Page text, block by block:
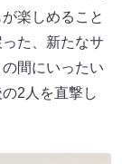
楽しめること
た、新たなサ
間にいったい
2人を直撃し